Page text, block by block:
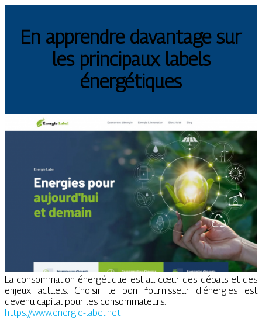
En apprendre davantage sur
les principaux labels
énergétiques
La consommation énergétique est au cœur des débats et des
enjeux actuels. Choisir le bon fournisseur d'énergies est
devenu capital pour les consommateurs.
https://www.energie-label.net